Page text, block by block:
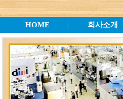
HOME 회사소개